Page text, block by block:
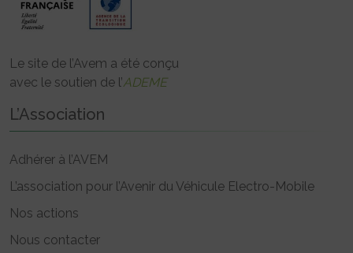
Le site de l’Avem a été conçu
avec le soutien de l’ADEME
L’Association
Adhérer à l’AVEM
L’association pour l’Avenir du Véhicule Electro-Mobile
Nos actions
Nous contacter